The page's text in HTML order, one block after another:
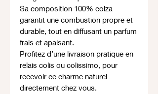
Sa composition 100% colza
garantit une combustion propre et
durable, tout en diffusant un parfum
frais et apaisant.
Profitez d’une livraison pratique en
relais colis ou colissimo, pour
recevoir ce charme naturel
directement chez vous.